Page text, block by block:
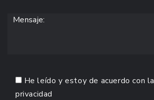
He leído y estoy de acuerdo con la
privacidad